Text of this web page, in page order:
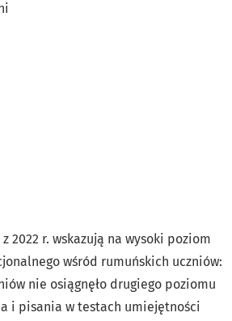
2022 r. wskazują na wysoki poziom
wśród rumuńskich uczniów:
nie osiągnęło drugiego poziomu
i pisania w testach umiejętności